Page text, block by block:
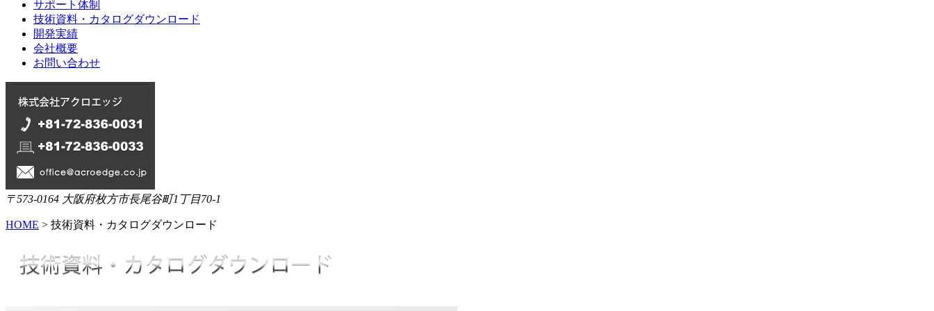
サポート体制
技術資料・カタログダウンロード
開発実績
会社概要
お問い合わせ
〒573-0164 大阪府枚方市長尾谷町1丁目70-1
HOME > 技術資料・カタログダウンロード